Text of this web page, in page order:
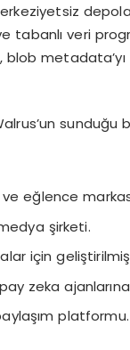
tabanlı veri
blob
sunduğu
eğlence
şirketi.
için
zeka
platformu.